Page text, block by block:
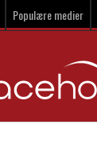
Populære medier